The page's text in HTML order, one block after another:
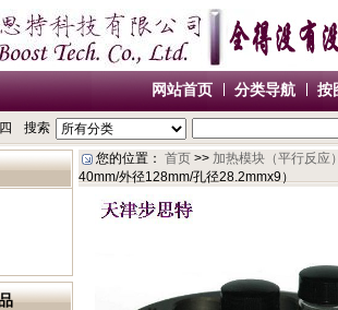
网站首页 分类导航 按
搜索
您的位置： 首页 >> 加热模块（平行反应）
40mm/外径128mm/孔径28.2mmx9）